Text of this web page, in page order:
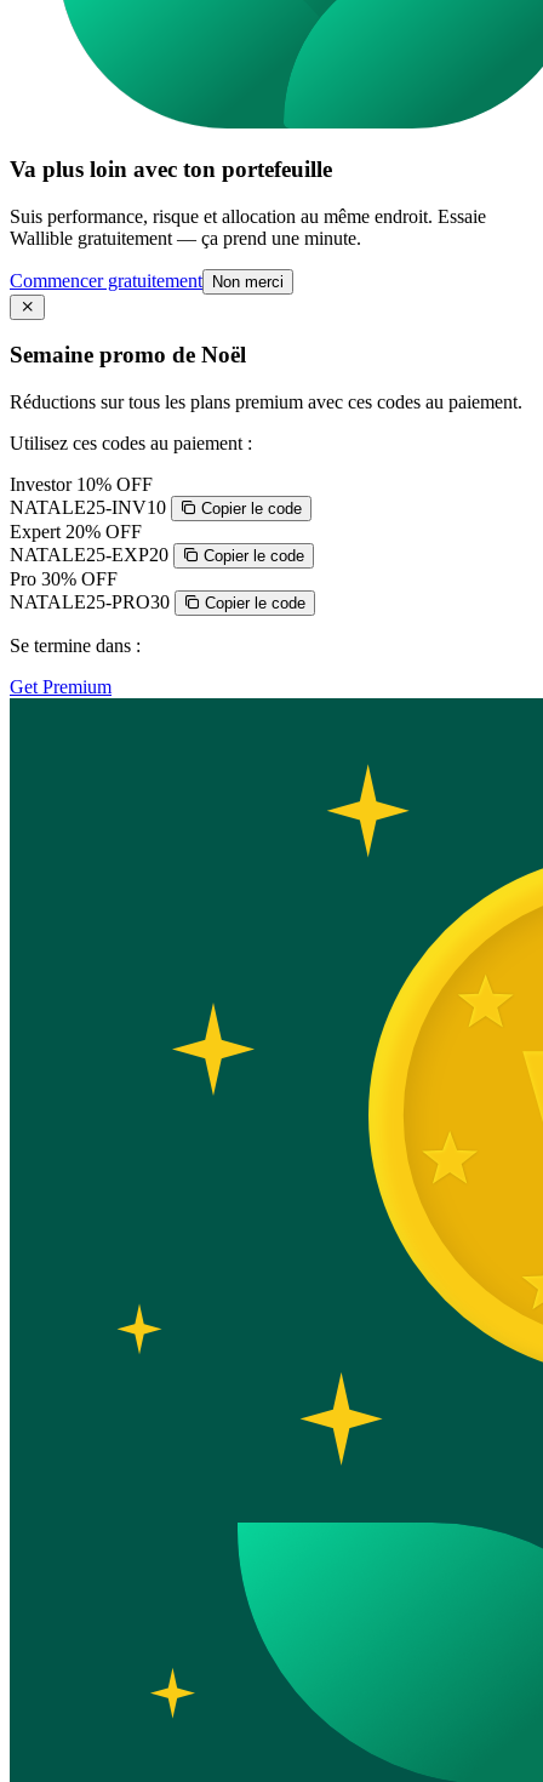
Va plus loin avec ton portefeuille
Suis performance, risque et allocation au même endroit. Essaie
Wallible gratuitement — ça prend une minute.
Commencer gratuitement Non merci
Semaine promo de Noël
Réductions sur tous les plans premium avec ces codes au paiement.
Utilisez ces codes au paiement :
Investor 10% OFF
NATALE25-INV10
Copier le code
Expert 20% OFF
NATALE25-EXP20
Copier le code
Pro 30% OFF
NATALE25-PRO30
Copier le code
Se termine dans :
Get Premium